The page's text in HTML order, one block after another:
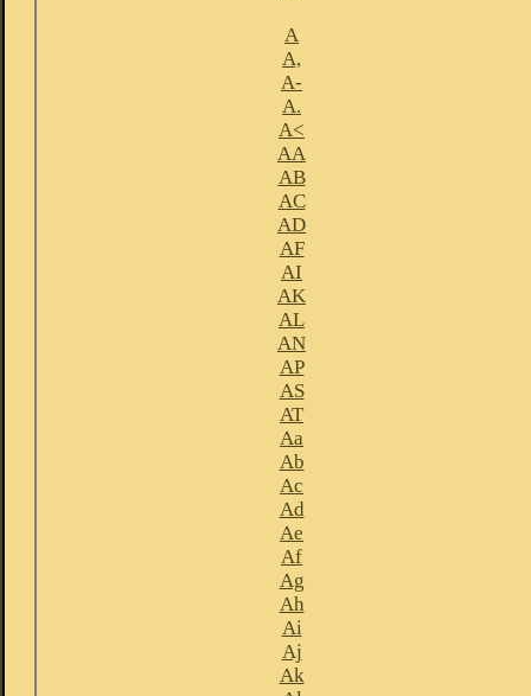
A
A,
A-
A.
A<
AA
AB
AC
AD
AF
AI
AK
AL
AN
AP
AS
AT
Aa
Ab
Ac
Ad
Ae
Af
Ag
Ah
Ai
Aj
Ak